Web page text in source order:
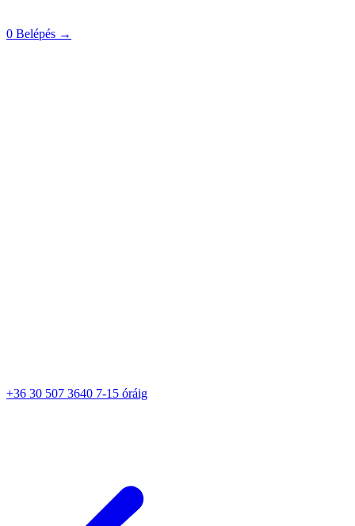
0 Belépés →
+36 30 507 3640 7-15 óráig